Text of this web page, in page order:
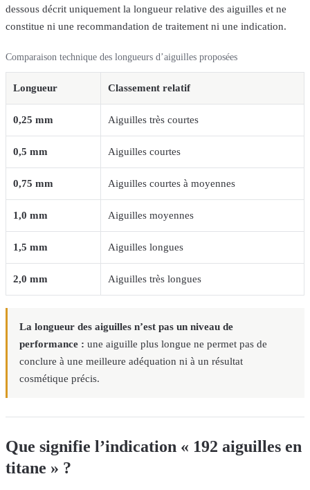
dessous décrit uniquement la longueur relative des aiguilles et ne
constitue ni une recommandation de traitement ni une indication.
Comparaison technique des longueurs d’aiguilles proposées
Longueur Classement relatif
0,25 mm Aiguilles très courtes
0,5 mm Aiguilles courtes
0,75 mm Aiguilles courtes à moyennes
1,0 mm Aiguilles moyennes
1,5 mm Aiguilles longues
2,0 mm Aiguilles très longues
La longueur des aiguilles n’est pas un niveau de
performance : une aiguille plus longue ne permet pas de
conclure à une meilleure adéquation ni à un résultat
cosmétique précis.
Que signifie l’indication « 192 aiguilles en
titane » ?